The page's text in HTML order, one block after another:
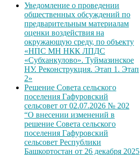
Уведомление о проведении
общественных обсуждений по
предварительным материалам
оценки воздействия на
окружающую среду, по объекту
«НПС МН НКК ЛПДС
«Субханкулово». Туймазинское
НУ. Реконструкция. Этап 1. Этап
2»
Решение Совета сельского
поселения Гафуровский
сельсовет от 02.07.2026 № 202
“О внесении изменений в
решение Совета сельского
поселения Гафуровский
сельсовет Республики
Башкортостан от 26 декабря 2025